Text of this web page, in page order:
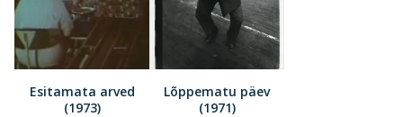
Esitamata arved
(1973)
Lõppematu päev
(1971)